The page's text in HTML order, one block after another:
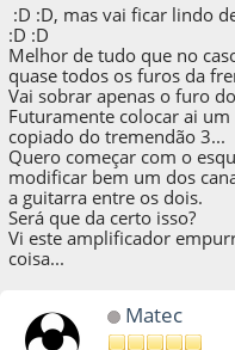
:D :D, mas vai ficar lindo
:D :D
Melhor de tudo que no
quase todos os furos da
Vai sobrar apenas o furo
Futuramente colocar ai
copiado do tremendão 3...
Quero começar com o
modificar bem um dos
a guitarra entre os dois.
Será que da certo isso?
Vi este amplificador
coisa...
Matec